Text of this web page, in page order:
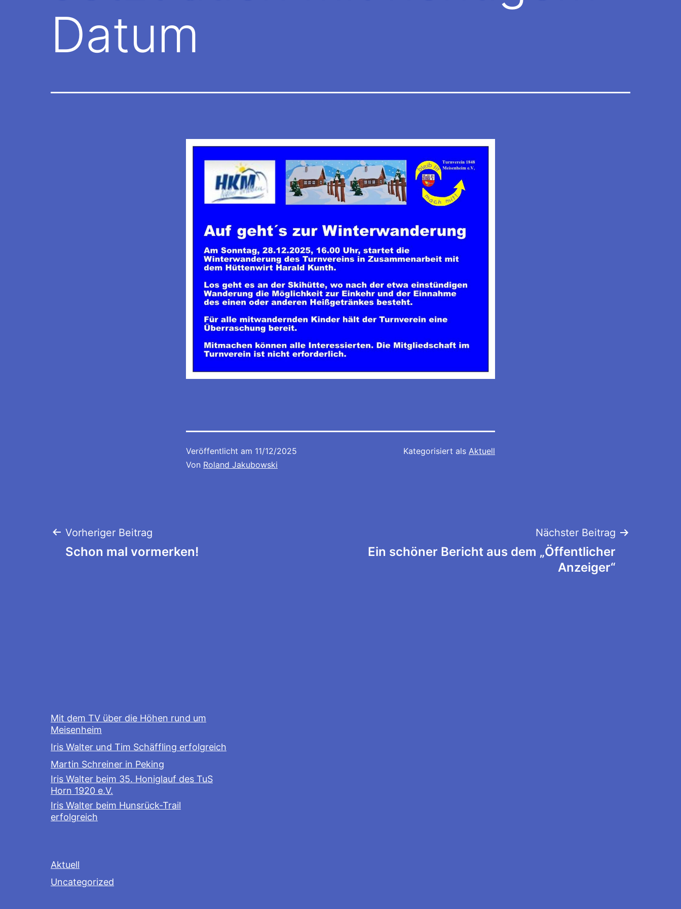
Datum
Veröffentlicht am 11/12/2025
Von Roland Jakubowski
Kategorisiert als Aktuell
Beitragsnavigation
Vorheriger Beitrag
Schon mal vormerken!
Nächster Beitrag
Ein schöner Bericht aus dem „Öffentlicher
Anzeiger“
Mit dem TV über die Höhen rund um
Meisenheim
Iris Walter und Tim Schäffling erfolgreich
Martin Schreiner in Peking
Iris Walter beim 35. Honiglauf des TuS
Horn 1920 e.V.
Iris Walter beim Hunsrück-Trail
erfolgreich
Aktuell
Uncategorized